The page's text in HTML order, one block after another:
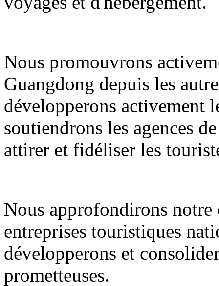
Nous promouvrons
Guangdong depuis les
développerons activement
soutiendrons les agences
attirer et fidéliser les
Nous approfondirons
entreprises touristiques
développerons et
prometteuses.